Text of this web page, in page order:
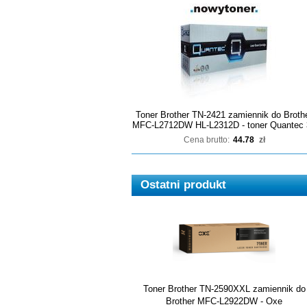
Toner Brother TN-2421 zamiennik do
MFC-L2712DW HL-L2312D - toner Quantec
Cena brutto: 44.78 zł
Ostatni produkt
Toner Brother TN-2590XXL zamiennik do
Brother MFC-L2922DW - Oxe